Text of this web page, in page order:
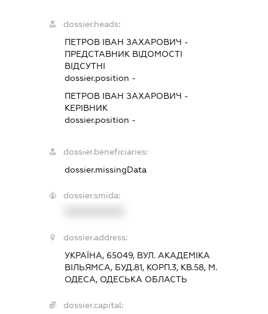
dossier.heads:
ПЕТРОВ ІВАН ЗАХАРОВИЧ -
ПРЕДСТАВНИК ВІДОМОСТІ
ВІДСУТНІ
dossier.position -
ПЕТРОВ ІВАН ЗАХАРОВИЧ -
КЕРІВНИК
dossier.position -
dossier.beneficiaries:
dossier.missingData
dossier.smida:
dossier.address:
УКРАЇНА, 65049, ВУЛ. АКАДЕМІКА
ВІЛЬЯМСА, БУД.81, КОРП.3, КВ.58, М.
ОДЕСА, ОДЕСЬКА ОБЛАСТЬ
dossier.capital: